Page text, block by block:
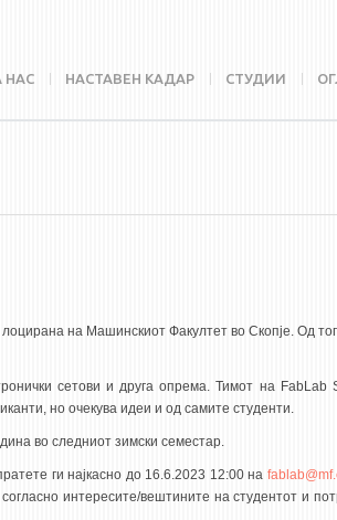
НАС НАСТАВЕН КАДАР СТУДИИ
на Машинскиот Факултет во Скопје. Од
сетови и друга опрема. Тимот на FabLab
но очекува идеи и од самите студенти.
во следниот зимски семестар.
ги најкасно до 16.6.2023 12:00 на
интересите/вештините на студентот и